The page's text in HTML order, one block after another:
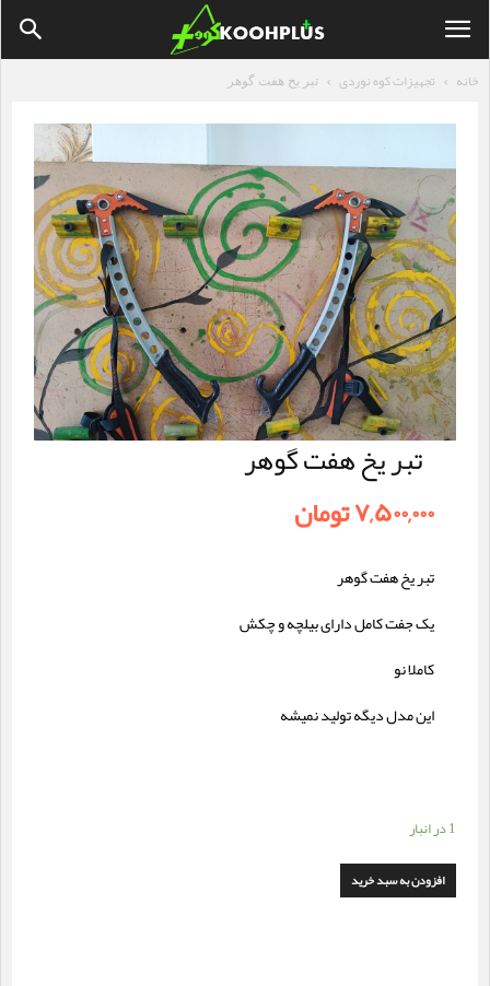
خانه تجهیزات کوه نوردی تبر یخ هفت گوهر
تبر یخ هفت گوهر
۷,۵۰۰,۰۰۰تومان
تبر یخ هفت گوهر
یک جفت کامل دارای بیلچه و چکش
کاملا نو
این مدل دیگه تولید نمیشه
1 در انبار
افزودن به سبد خرید